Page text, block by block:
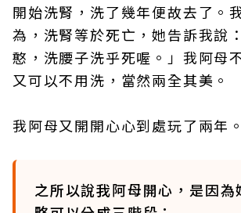
開始洗腎，洗了幾年便故去了。
為，洗腎等於死亡，她告訴我說
憨，洗腰子洗乎死喔。」我阿母
又可以不用洗，當然兩全其美。
我阿母又開開心心到處玩了兩年。
之所以說我阿母開心，是因為